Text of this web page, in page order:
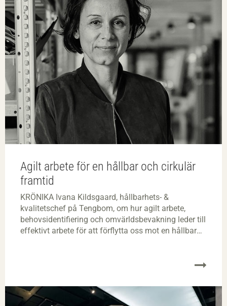
Agilt arbete för en hållbar och cirkulär
framtid
KRÖNIKA Ivana Kildsgaard, hållbarhets- &
kvalitetschef på Tengbom, om hur agilt arbete,
behovsidentifiering och omvärldsbevakning leder till
effektivt arbete för att förflytta oss mot en hållbar